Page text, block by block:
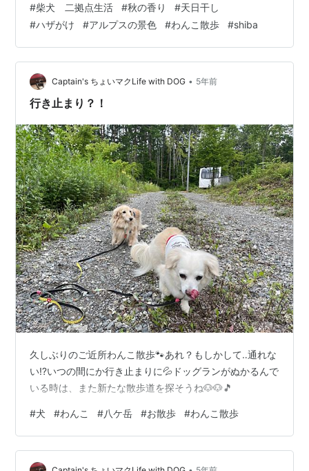
日よりくっきり見えます。 カラダが軽やかになるよう
な、爽やか景色。 「カーチャン上ばかり向いて歩くとま
たコケるわよー気をつけて頂戴」 はい、ほんと気をつけ
ます。 ２日前に転んだ怪我は徐々に回復傾向にありま
す。骨や腱には影響していないようで本当によかったで
す。ご心配をおかけしました・・。 …
#柴犬 二拠点生活 #秋の香り #天日干し
#ハザがけ #アルプスの景色 #わんこ散歩 #shiba
Captain's ちょいマクLife with DOG • 5年前
行き止まり？！
⁡久しぶりのご近所わんこ散歩🐾⁡あれ？もしかして‥通れな
い⁉️いつの間にか行き止まりに💦⁡ドッグランがぬかるんで
いる時は、また新たな散歩道を探そうね🐶🐶🎵⁡ ⁡⁡
#犬 #わんこ #八ケ岳 #お散歩 #わんこ散歩